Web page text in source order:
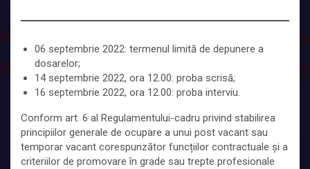
06 septembrie 2022: termenul limită de depunere a
dosarelor;
14 septembrie 2022, ora 12.00: proba scrisă;
16 septembrie 2022, ora 12.00: proba interviu.
Conform art. 6 al Regulamentului-cadru privind stabilirea
principiilor generale de ocupare a unui post vacant sau
temporar vacant corespunzător funcțiilor contractuale și a
criteriilor de promovare în grade sau trepte profesionale